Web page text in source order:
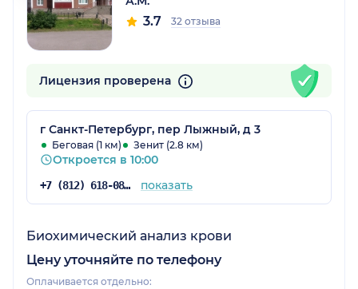
3.7 32 отзыва
Лицензия проверена
г Санкт-Петербург, пер Лыжный, д 3
Беговая (1 км) Зенит (2.8 км)
Откроется в 10:00
+7 (812) 618-08-51 показать
Биохимический анализ крови
Цену уточняйте по телефону
Оплачивается отдельно: